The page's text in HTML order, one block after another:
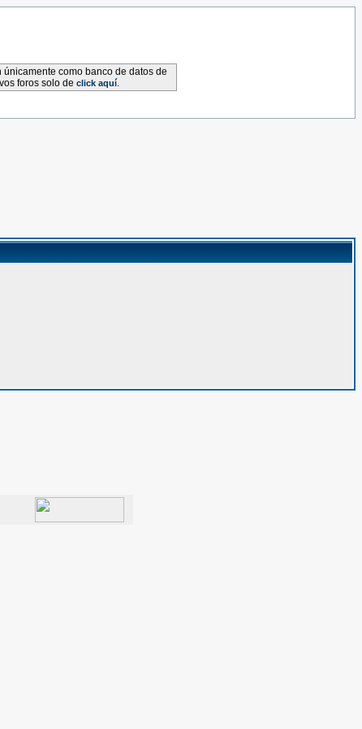
como banco de datos de
foros solo de click aquí.